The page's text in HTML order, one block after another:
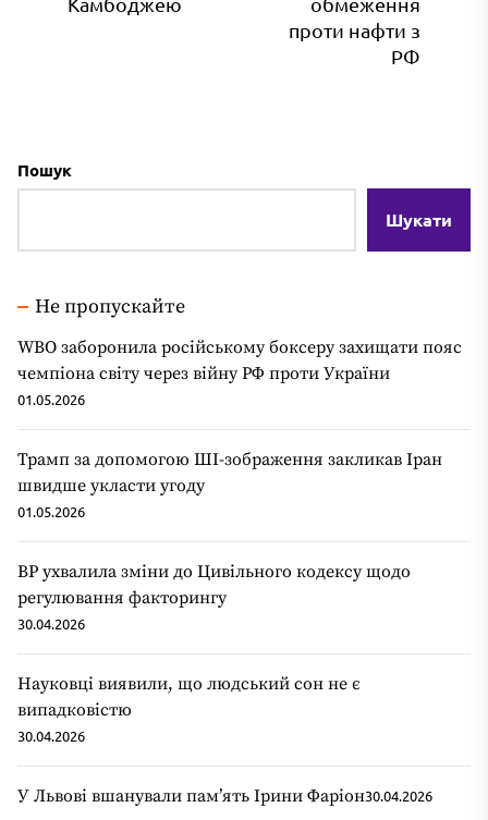
проти нафти з
РФ
Пошук
Шукати
Не пропускайте
WBO заборонила російському боксеру захищати пояс
чемпіона світу через війну РФ проти України
01.05.2026
Трамп за допомогою ШІ-зображення закликав Іран
швидше укласти угоду
01.05.2026
ВР ухвалила зміни до Цивільного кодексу щодо
регулювання факторингу
30.04.2026
Науковці виявили, що людський сон не є
випадковістю
30.04.2026
У Львові вшанували пам’ять Ірини Фаріон30.04.2026